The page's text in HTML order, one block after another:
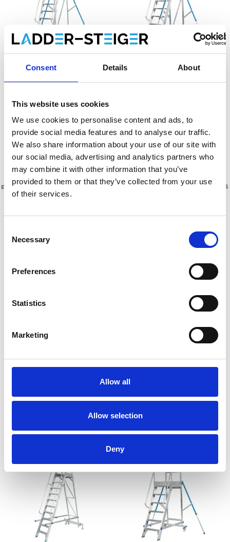
Consent Details About
This website uses cookies
We use cookies to personalise content and ads, to
provide social media features and to analyse our traffic.
We also share information about your use of our site with
our social media, advertising and analytics partners who
may combine it with other information that you’ve
provided to them or that they’ve collected from your use
of their services.
Selection
Necessary
Preferences
Statistics
Marketing
Allow all
Allow selection
Deny
Solide escabeau à pallier
€1.802,00 €2.281,73 HT
Afficher le produit
€1.676,00 €2.121,08
Afficher le produit
Plus de 10 000 clients satisfaits
Livraison gratuite aux Pays-Bas
pliable Eurostairs Easy 8
marches
HT
Solide plateforme mobile
pliable 12 marches PMP12
€1.717,00
Afficher le produit